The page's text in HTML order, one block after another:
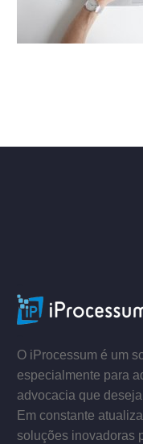
O iProcessum é um
especialmente para
advocacia que
Em constante
soluções inovadoras